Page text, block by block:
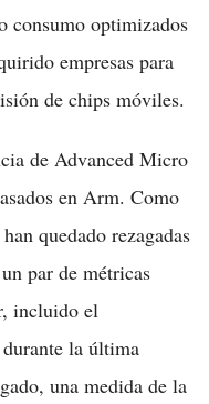
consumo optimizados
empresas para
de chips móviles.
de Advanced Micro
en Arm. Como
quedado rezagadas
par de métricas
incluido el
la última
una medida de la